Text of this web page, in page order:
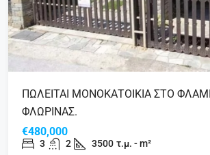
ΠΩΛΕΙΤΑΙ ΜΟΝΟΚΑΤΟΙΚΙΑ ΣΤΟ
ΦΛΩΡΙΝΑΣ.
€480,000
3 2 3500 τ.μ. - m²